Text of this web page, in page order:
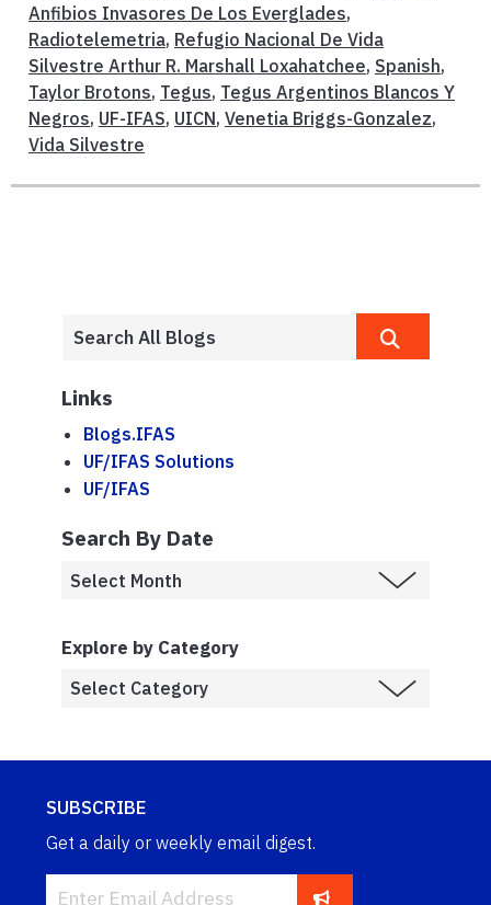
Anfibios Invasores De Los Everglades,
Radiotelemetria, Refugio Nacional De Vida
Silvestre Arthur R. Marshall Loxahatchee, Spanish,
Taylor Brotons, Tegus, Tegus Argentinos Blancos Y
Negros, UF-IFAS, UICN, Venetia Briggs-Gonzalez,
Vida Silvestre
Links
Blogs.IFAS
UF/IFAS Solutions
UF/IFAS
Search By Date
Explore by Category
SUBSCRIBE
Get a daily or weekly email digest.